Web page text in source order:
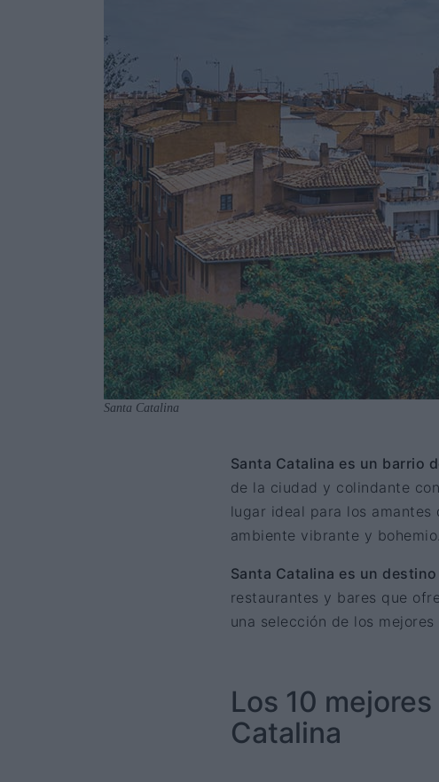
Santa Catalina
Santa Catalina es un barrio
de la ciudad y colindante
lugar ideal para los
ambiente vibrante y bohemio.
Santa Catalina es un
restaurantes y bares que
una selección de los
Los 10
Catalina